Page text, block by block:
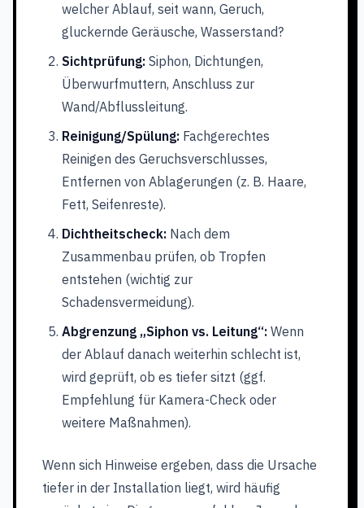
welcher Ablauf, seit wann, Geruch,
gluckernde Geräusche, Wasserstand?
Sichtprüfung: Siphon, Dichtungen,
Überwurfmuttern, Anschluss zur
Wand/Abflussleitung.
Reinigung/Spülung: Fachgerechtes
Reinigen des Geruchsverschlusses,
Entfernen von Ablagerungen (z. B. Haare,
Fett, Seifenreste).
Dichtheitscheck: Nach dem
Zusammenbau prüfen, ob Tropfen
entstehen (wichtig zur
Schadensvermeidung).
Abgrenzung „Siphon vs. Leitung“: Wenn
der Ablauf danach weiterhin schlecht ist,
wird geprüft, ob es tiefer sitzt (ggf.
Empfehlung für Kamera-Check oder
weitere Maßnahmen).
Wenn sich Hinweise ergeben, dass die Ursache
tiefer in der Installation liegt, wird häufig